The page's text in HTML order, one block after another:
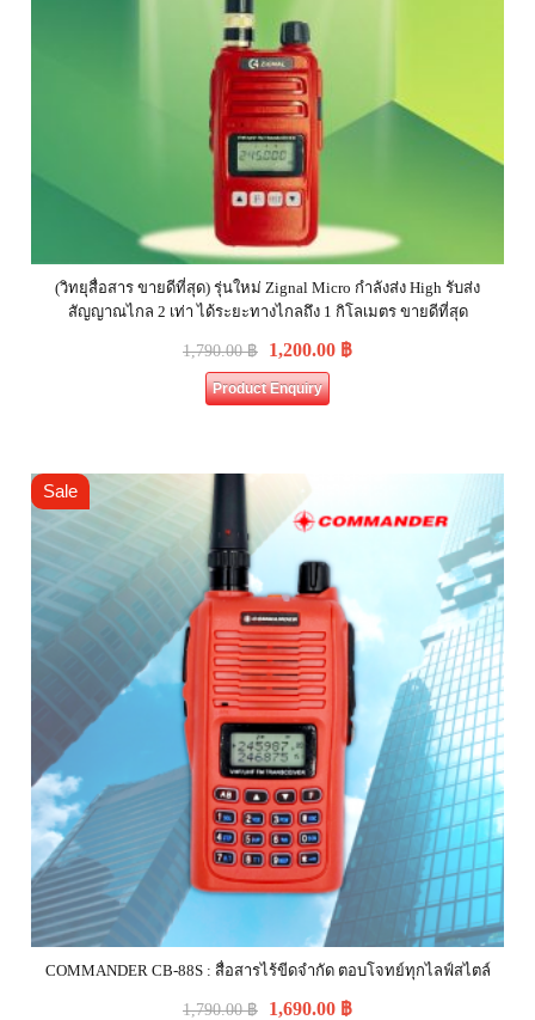
(วิทยุสื่อสาร ขายดีที่สุด) รุ่นใหม่ Zignal Micro กำลังส่ง High รับส่ง
สัญญาณไกล 2 เท่า ได้ระยะทางไกลถึง 1 กิโลเมตร ขายดีที่สุด
1,790.00฿ 1,200.00 ฿
Product Enquiry
Sale
COMMANDER CB-88S : สื่อสารไร้ขีดจำกัด ตอบโจทย์ทุกไลฟ์สไตล์
1,790.00฿ 1,690.00 ฿